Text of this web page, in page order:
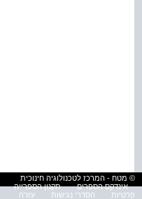
© מטח - המרכז לטכנולוגיה חינוכית
אינדקס הספרים
תקנון הספרייה
פרטיות
הסדרי נגישות עזרה